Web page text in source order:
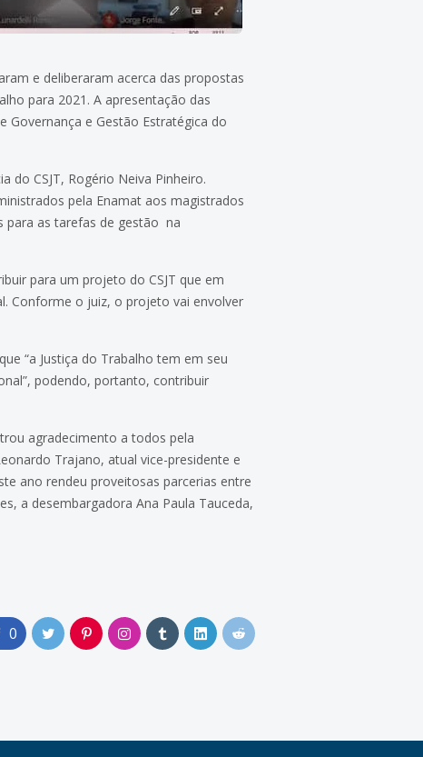
e deliberaram acerca das propostas
para 2021. A apresentação das
e Gestão Estratégica do
do CSJT, Rogério Neiva Pinheiro.
pela Enamat aos magistrados
para as tarefas de gestão na
para um projeto do CSJT que em
Conforme o juiz, o projeto vai envolver
“a Justiça do Trabalho tem em seu
podendo, portanto, contribuir
agradecimento a todos pela
Trajano, atual vice-presidente e
ano rendeu proveitosas parcerias entre
a desembargadora Ana Paula Tauceda,
0